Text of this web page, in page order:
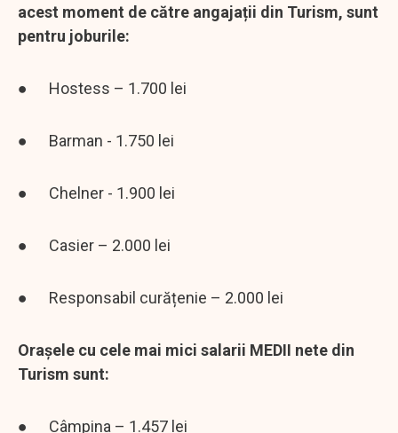
acest moment de către angajații din Turism, sunt
pentru joburile:
● Hostess – 1.700 lei
● Barman - 1.750 lei
● Chelner - 1.900 lei
● Casier – 2.000 lei
● Responsabil curățenie – 2.000 lei
Orașele cu cele mai mici salarii MEDII nete din
Turism sunt:
● Câmpina – 1.457 lei